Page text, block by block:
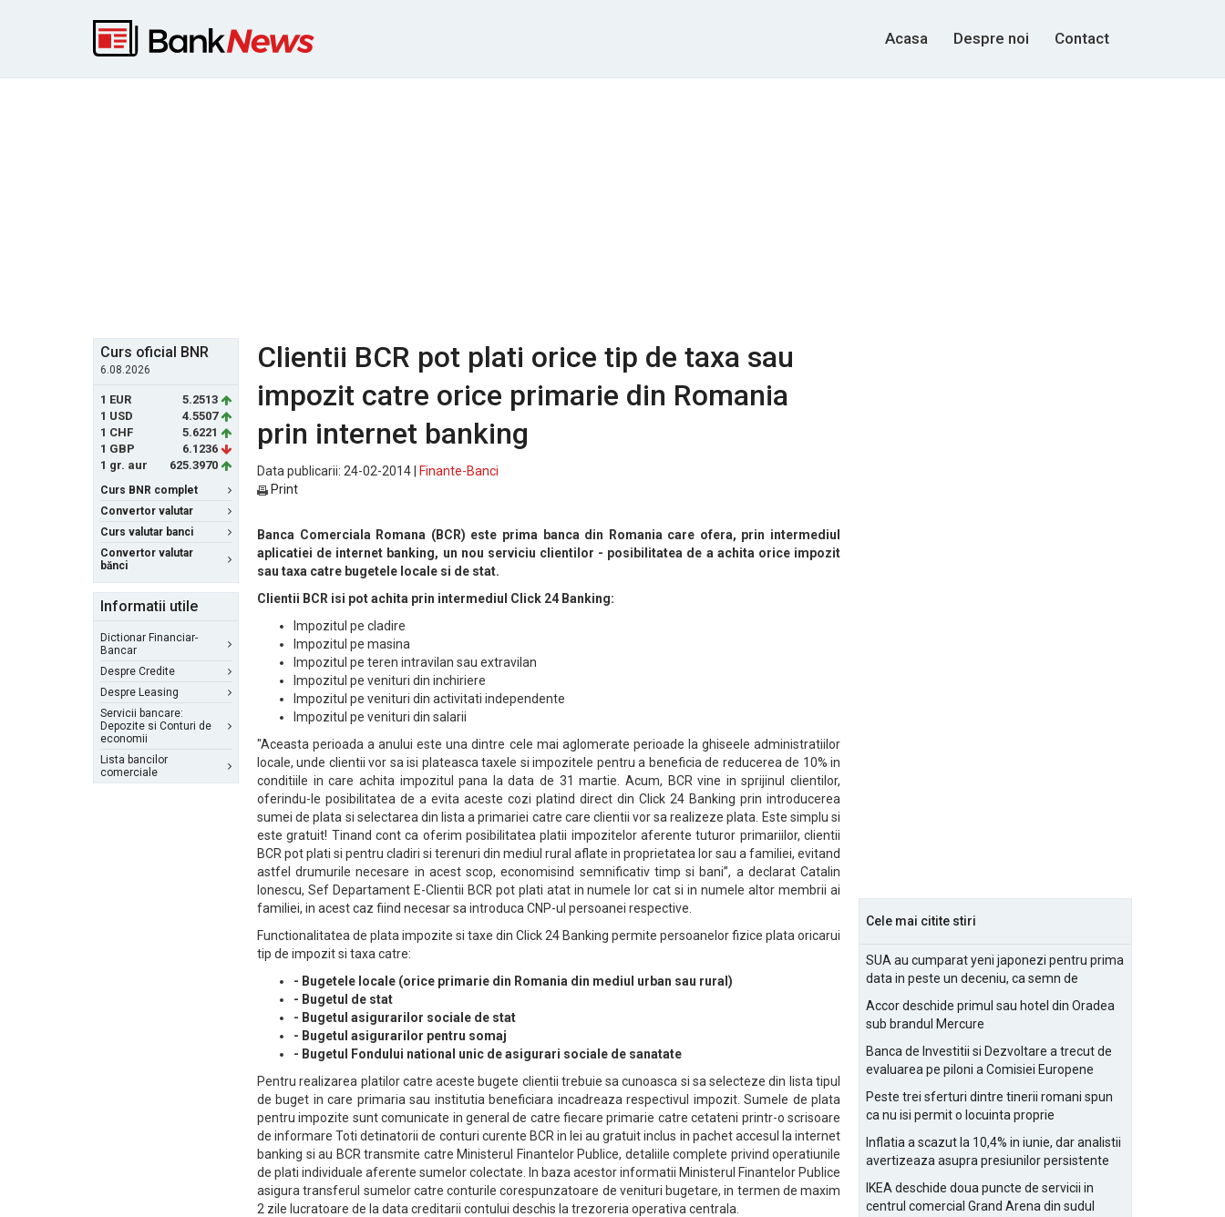
Acasa Despre noi Contact
Curs oficial BNR
6.08.2026
1 EUR
5.2513
1 USD
4.5507
1 CHF
5.6221
1 GBP
6.1236
1 gr. aur
625.3970
Curs BNR complet
Convertor valutar
Curs valutar banci
Convertor valutar
bănci
Informatii utile
Dictionar Financiar-
Bancar
Despre Credite
Despre Leasing
Servicii bancare:
Depozite si Conturi de
economii
Lista bancilor
comerciale
Clientii BCR pot plati orice tip de taxa sau
impozit catre orice primarie din Romania
prin internet banking
Data publicarii: 24-02-2014 |
Finante-Banci
Print
Banca Comerciala Romana (BCR) este prima banca din Romania care ofera, prin intermediul
aplicatiei de internet banking, un nou serviciu clientilor - posibilitatea de a achita orice impozit
sau taxa catre bugetele locale si de stat.
Clientii BCR isi pot achita prin intermediul Click 24 Banking:
Impozitul pe cladire
Impozitul pe masina
Impozitul pe teren intravilan sau extravilan
Impozitul pe venituri din inchiriere
Impozitul pe venituri din activitati independente
Impozitul pe venituri din salarii
"Aceasta perioada a anului este una dintre cele mai aglomerate perioade la ghiseele administratiilor
locale, unde clientii vor sa isi plateasca taxele si impozitele pentru a beneficia de reducerea de 10% in
conditiile in care achita impozitul pana la data de 31 martie. Acum, BCR vine in sprijinul clientilor,
oferindu-le posibilitatea de a evita aceste cozi platind direct din Click 24 Banking prin introducerea
sumei de plata si selectarea din lista a primariei catre care clientii vor sa realizeze plata. Este simplu si
este gratuit! Tinand cont ca oferim posibilitatea platii impozitelor aferente tuturor primariilor, clientii
BCR pot plati si pentru cladiri si terenuri din mediul rural aflate in proprietatea lor sau a familiei, evitand
astfel drumurile necesare in acest scop, economisind semnificativ timp si bani”, a declarat Catalin
Ionescu, Sef Departament E-Clientii BCR pot plati atat in numele lor cat si in numele altor membrii ai
familiei, in acest caz fiind necesar sa introduca CNP-ul persoanei respective.
Functionalitatea de plata impozite si taxe din Click 24 Banking permite persoanelor fizice plata oricarui
tip de impozit si taxa catre:
- Bugetele locale (orice primarie din Romania din mediul urban sau rural)
- Bugetul de stat
- Bugetul asigurarilor sociale de stat
- Bugetul asigurarilor pentru somaj
- Bugetul Fondului national unic de asigurari sociale de sanatate
Pentru realizarea platilor catre aceste bugete clientii trebuie sa cunoasca si sa selecteze din lista tipul
de buget in care primaria sau institutia beneficiara incadreaza respectivul impozit. Sumele de plata
pentru impozite sunt comunicate in general de catre fiecare primarie catre cetateni printr-o scrisoare
de informare Toti detinatorii de conturi curente BCR in lei au gratuit inclus in pachet accesul la internet
banking si au BCR transmite catre Ministerul Finantelor Publice, detaliile complete privind operatiunile
de plati individuale aferente sumelor colectate. In baza acestor informatii Ministerul Finantelor Publice
asigura transferul sumelor catre conturile corespunzatoare de venituri bugetare, in termen de maxim
2 zile lucratoare de la data creditarii contului deschis la trezoreria operativa centrala.
Cele mai citite stiri
SUA au cumparat yeni japonezi pentru prima
data in peste un deceniu, ca semn de
Accor deschide primul sau hotel din Oradea
sub brandul Mercure
Banca de Investitii si Dezvoltare a trecut de
evaluarea pe piloni a Comisiei Europene
Peste trei sferturi dintre tinerii romani spun
ca nu isi permit o locuinta proprie
Inflatia a scazut la 10,4% in iunie, dar analistii
avertizeaza asupra presiunilor persistente
IKEA deschide doua puncte de servicii in
centrul comercial Grand Arena din sudul